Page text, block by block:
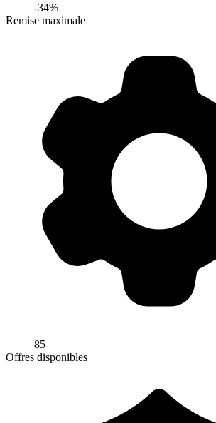
-34%
Remise maximale
85
Offres disponibles